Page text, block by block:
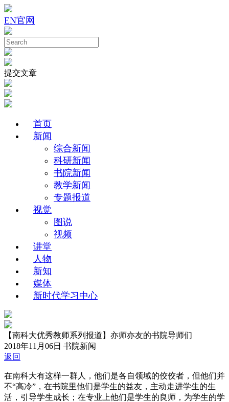
EN官网
提交文章
首页
新闻
综合新闻
科研新闻
书院新闻
教学新闻
专题报道
视觉
图说
视频
讲堂
人物
新知
媒体
新时代学习中心
【南科大优秀教师系列报道】亦师亦友的书院导师们
2018年11月06日 书院新闻
返回
在南科大有这样一群人，他们是各自领域的佼佼者，但他们并
不“高冷”，在书院里他们是学生的益友，主动走进学生的生
活，引导学生成长；在专业上他们是学生的良师，为学生的学